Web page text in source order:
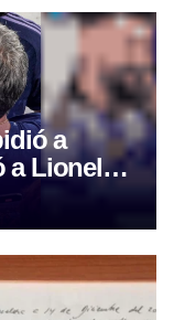
a
a Lionel